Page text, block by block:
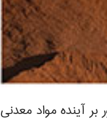
آینده مواد معدنی